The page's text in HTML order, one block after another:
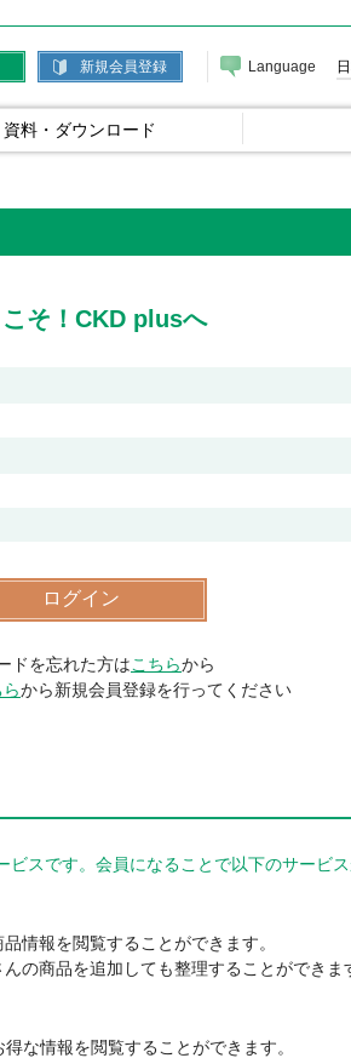
新規会員登録 Language
資料・ダウンロード
そ！CKD plusへ
ドを忘れた方はこちらから
から新規会員登録を行ってください
スです。会員になることで以下のサービス
情報を閲覧することができます。
の商品を追加しても整理することができま
な情報を閲覧することができます。